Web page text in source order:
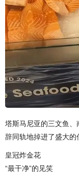
塔斯马尼亚的三文鱼、
辞同轨地掉进了盛大
皇冠炸金花
“最干净”的见笑